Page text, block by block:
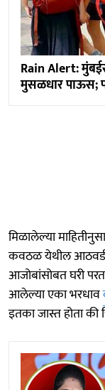
Rain Alert:
मुसळधार पाऊस;
मिळालेल्या
कवठळ येथील आठवडी
आजोबांसोबत घरी
आलेल्या एका भरधाव
इतका जास्त होता